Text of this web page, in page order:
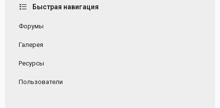
Быстрая навигация
Форумы
Галерея
Ресурсы
Пользователи